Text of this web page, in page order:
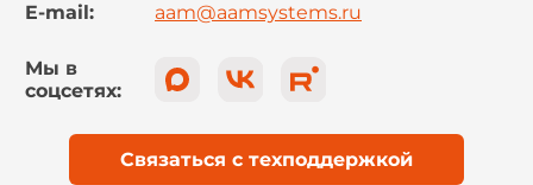
E-mail: aam@aamsystems.ru
Мы в
соцсетях:
Связаться с техподдержкой